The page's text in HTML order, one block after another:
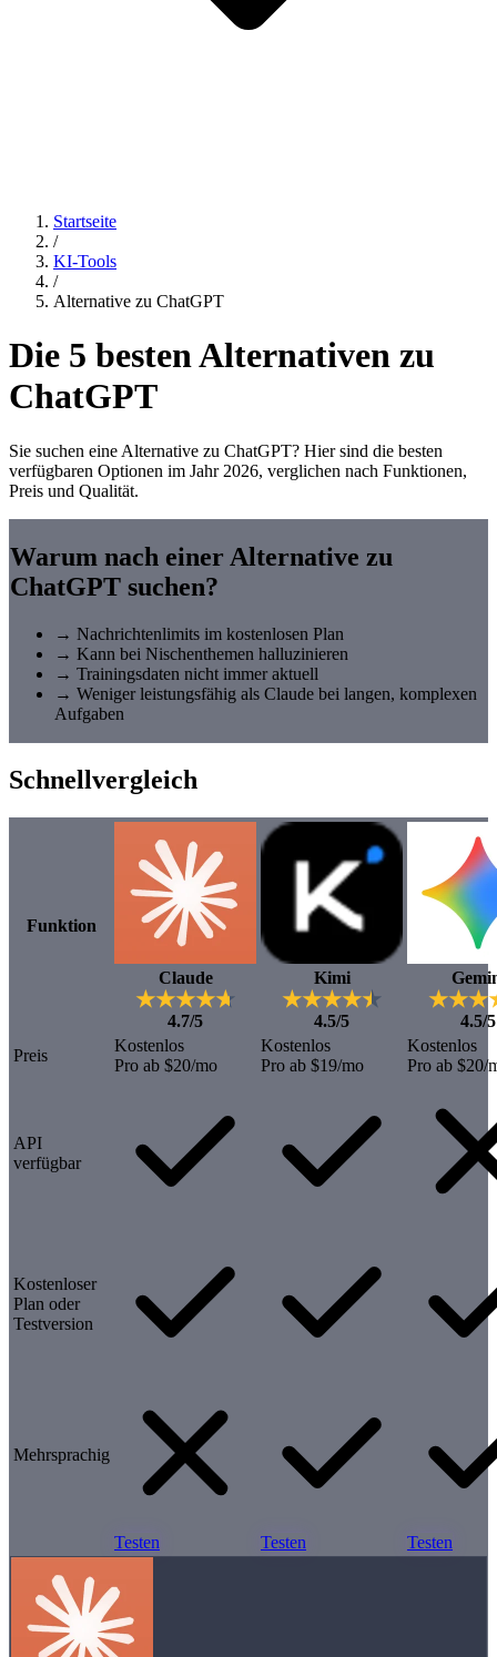
Startseite
/
KI-Tools
/
Alternative zu ChatGPT
Die 5 besten Alternativen zu
ChatGPT
Sie suchen eine Alternative zu ChatGPT? Hier sind die besten
verfügbaren Optionen im Jahr 2026, verglichen nach Funktionen,
Preis und Qualität.
Warum nach einer Alternative zu
ChatGPT suchen?
→ Nachrichtenlimits im kostenlosen Plan
→ Kann bei Nischenthemen halluzinieren
→ Trainingsdaten nicht immer aktuell
→ Weniger leistungsfähig als Claude bei langen, komplexen
Aufgaben
Schnellvergleich
Funktion
Claude
4.7/5
Kimi
4.5/5
4.5/5
Preis
Kostenlos
Pro ab $20/mo
Kostenlos
Pro ab $19/mo
Kostenlos
Pro ab $20/
API
verfügbar
Kostenloser
Plan oder
Testversion
Mehrsprachig
Testen Testen Testen